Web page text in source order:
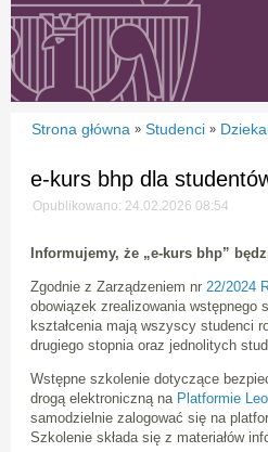
Strona główna » Studenci »
e-kurs bhp dla
Opublikowano: 24.02.2026 08:54
Informujemy, że „e-kurs bhp”
Zgodnie z Zarządzeniem nr 22/2024
obowiązek zrealizowania
kształcenia mają wszyscy studenci
drugiego stopnia oraz jednolitych
Wstępne szkolenie dotyczące
drogą elektroniczną na Platformie
samodzielnie zalogować się na
Szkolenie składa się z materiałów